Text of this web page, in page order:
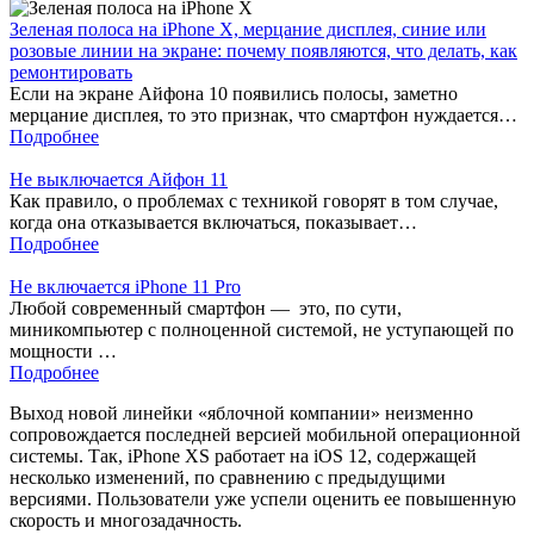
Зеленая полоса на iPhone X, мерцание дисплея, синие или
розовые линии на экране: почему появляются, что делать, как
ремонтировать
Если на экране Айфона 10 появились полосы, заметно
мерцание дисплея, то это признак, что смартфон нуждается…
Подробнее
Не выключается Айфон 11
Как правило, о проблемах с техникой говорят в том случае,
когда она отказывается включаться, показывает…
Подробнее
Не включается iPhone 11 Pro
Любой современный смартфон — это, по сути,
миникомпьютер с полноценной системой, не уступающей по
мощности …
Подробнее
Выход новой линейки «яблочной компании» неизменно
сопровождается последней версией мобильной операционной
системы. Так, iPhone XS работает на iOS 12, содержащей
несколько изменений, по сравнению с предыдущими
версиями. Пользователи уже успели оценить ее повышенную
скорость и многозадачность.